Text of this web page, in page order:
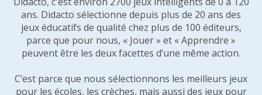
ans. Didacto sélectionne depuis plus de 20 ans des
jeux éducatifs de qualité chez plus de 100 éditeurs,
parce que pour nous, « Jouer » et « Apprendre »
peuvent être les deux facettes d’une même action.
C’est parce que nous sélectionnons les meilleurs jeux
pour les écoles, les crèches, mais aussi des jeux pour